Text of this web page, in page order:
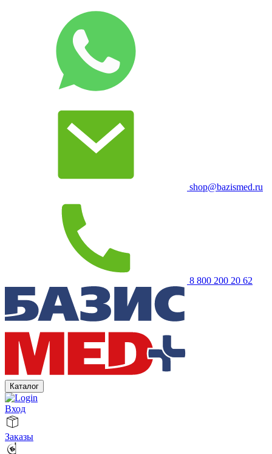
shop@bazismed.ru
8 800 200 20 62
Каталог
Вход
Заказы